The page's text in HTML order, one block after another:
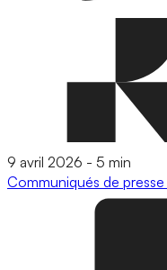
9 avril 2026 - 5 min
Communiqués de presse